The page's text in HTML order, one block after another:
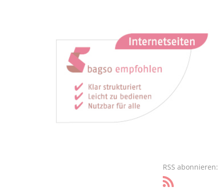
RSS abonnieren: